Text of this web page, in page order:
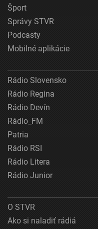
Šport
Správy STVR
Podcasty
Mobilné aplikácie
Rádio Slovensko
Rádio Regina
Rádio Devín
Rádio_FM
Patria
Rádio RSI
Rádio Litera
Rádio Junior
O STVR
Ako si naladiť rádiá